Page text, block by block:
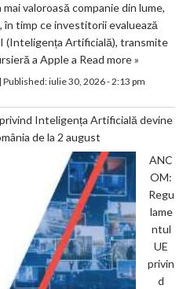
valoroasă companie din lume,
în timp ce investitorii evaluează
(Inteligența Artificială), transmite
a Apple a Read more »
Published:iulie 30, 2026 - 2:13 pm
Inteligența Artificială devine
de la 2 august
ANC
OM:
Regu
lame
ntul
UE
privin
d